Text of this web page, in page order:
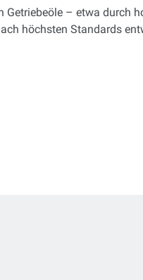
– etwa durch
höchsten Standards